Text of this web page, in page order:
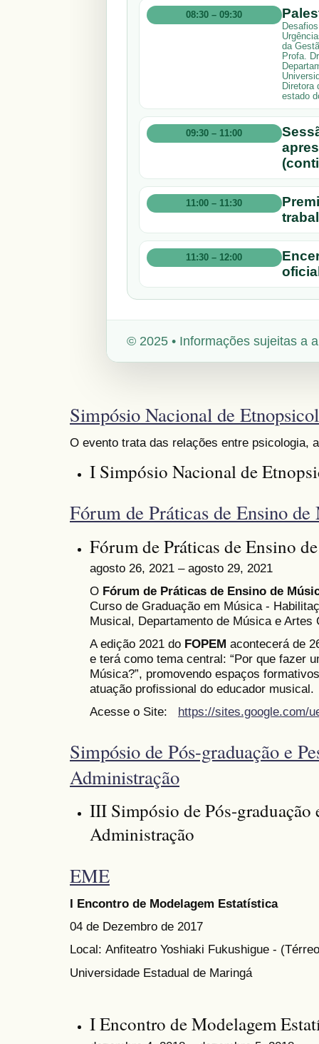
08:30 – 09:30
da
Profa.
Diretora
estado
09:30 – 11:00
11:00 – 11:30
11:30 – 12:00
© 2025 • Informações sujeitas a
Simpósio Nacional de
O evento trata das relações entre psicologia,
I Simpósio Nacional de
Fórum de Práticas de Ensino de
Fórum de Práticas de Ensino
agosto 26, 2021 – agosto 29, 2021
O Fórum de Práticas de Ensino de
Curso de Graduação em Música -
Musical, Departamento de Música e Artes
A edição 2021 do FOPEM acontecerá de
e terá como tema central: “Por que fazer
Música?”, promovendo espaços
atuação profissional do educador musical.
Acesse o Site: https://sites.google.com/
Simpósio de Pós-graduação e
Administração
III Simpósio de Pós-graduação
Administração
EME
I Encontro de Modelagem Estatística
04 de Dezembro de 2017
Local: Anfiteatro Yoshiaki Fukushigue -
Universidade Estadual de Maringá
I Encontro de Modelagem